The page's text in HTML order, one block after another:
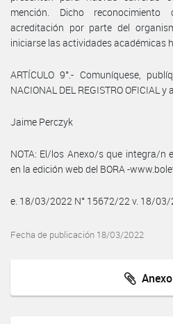
mención. Dicho
acreditación por parte del
iniciarse las actividades académicas
ARTÍCULO 9°.- Comuníquese,
NACIONAL DEL REGISTRO OFICIAL y
Jaime Perczyk
NOTA: El/los Anexo/s que integra/n
en la edición web del BORA -
e. 18/03/2022 N° 15672/22 v. 18/
Fecha de publicación 18/03/2022
Anexo